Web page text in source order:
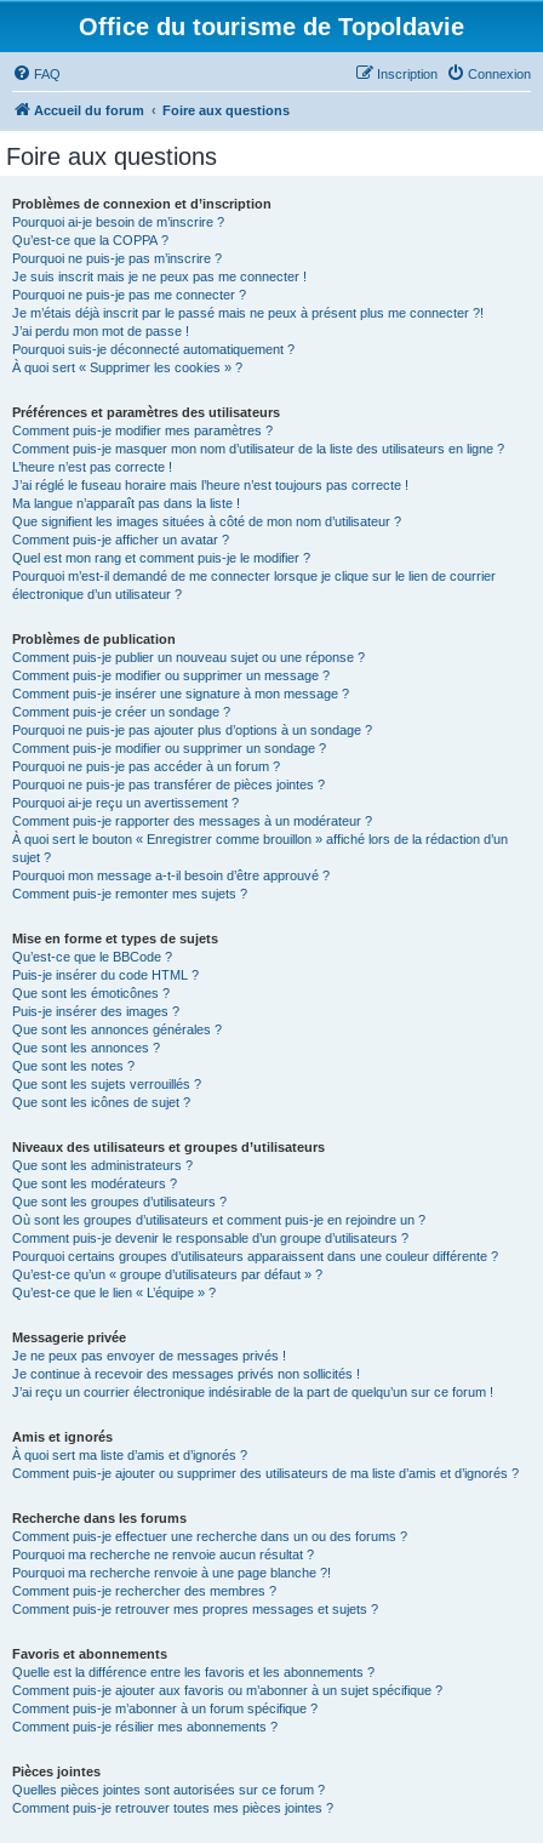
Office du tourisme de Topoldavie
FAQ Connexion
Inscription
Accueil du forum Foire aux questions
Foire aux questions
Problèmes de connexion et d’inscription
Pourquoi ai-je besoin de m’inscrire ?
Qu’est-ce que la COPPA ?
Pourquoi ne puis-je pas m’inscrire ?
Je suis inscrit mais je ne peux pas me connecter !
Pourquoi ne puis-je pas me connecter ?
Je m’étais déjà inscrit par le passé mais ne peux à présent plus me connecter ?!
J’ai perdu mon mot de passe !
Pourquoi suis-je déconnecté automatiquement ?
À quoi sert « Supprimer les cookies » ?
Préférences et paramètres des utilisateurs
Comment puis-je modifier mes paramètres ?
Comment puis-je masquer mon nom d’utilisateur de la liste des utilisateurs en ligne ?
L’heure n’est pas correcte !
J’ai réglé le fuseau horaire mais l’heure n’est toujours pas correcte !
Ma langue n’apparaît pas dans la liste !
Que signifient les images situées à côté de mon nom d’utilisateur ?
Comment puis-je afficher un avatar ?
Quel est mon rang et comment puis-je le modifier ?
Pourquoi m’est-il demandé de me connecter lorsque je clique sur le lien de courrier
électronique d’un utilisateur ?
Problèmes de publication
Comment puis-je publier un nouveau sujet ou une réponse ?
Comment puis-je modifier ou supprimer un message ?
Comment puis-je insérer une signature à mon message ?
Comment puis-je créer un sondage ?
Pourquoi ne puis-je pas ajouter plus d’options à un sondage ?
Comment puis-je modifier ou supprimer un sondage ?
Pourquoi ne puis-je pas accéder à un forum ?
Pourquoi ne puis-je pas transférer de pièces jointes ?
Pourquoi ai-je reçu un avertissement ?
Comment puis-je rapporter des messages à un modérateur ?
À quoi sert le bouton « Enregistrer comme brouillon » affiché lors de la rédaction d’un
sujet ?
Pourquoi mon message a-t-il besoin d’être approuvé ?
Comment puis-je remonter mes sujets ?
Mise en forme et types de sujets
Qu’est-ce que le BBCode ?
Puis-je insérer du code HTML ?
Que sont les émoticônes ?
Puis-je insérer des images ?
Que sont les annonces générales ?
Que sont les annonces ?
Que sont les notes ?
Que sont les sujets verrouillés ?
Que sont les icônes de sujet ?
Niveaux des utilisateurs et groupes d’utilisateurs
Que sont les administrateurs ?
Que sont les modérateurs ?
Que sont les groupes d’utilisateurs ?
Où sont les groupes d’utilisateurs et comment puis-je en rejoindre un ?
Comment puis-je devenir le responsable d’un groupe d’utilisateurs ?
Pourquoi certains groupes d’utilisateurs apparaissent dans une couleur différente ?
Qu’est-ce qu’un « groupe d’utilisateurs par défaut » ?
Qu’est-ce que le lien « L’équipe » ?
Messagerie privée
Je ne peux pas envoyer de messages privés !
Je continue à recevoir des messages privés non sollicités !
J’ai reçu un courrier électronique indésirable de la part de quelqu’un sur ce forum !
Amis et ignorés
À quoi sert ma liste d’amis et d’ignorés ?
Comment puis-je ajouter ou supprimer des utilisateurs de ma liste d’amis et d’ignorés ?
Recherche dans les forums
Comment puis-je effectuer une recherche dans un ou des forums ?
Pourquoi ma recherche ne renvoie aucun résultat ?
Pourquoi ma recherche renvoie à une page blanche ?!
Comment puis-je rechercher des membres ?
Comment puis-je retrouver mes propres messages et sujets ?
Favoris et abonnements
Quelle est la différence entre les favoris et les abonnements ?
Comment puis-je ajouter aux favoris ou m’abonner à un sujet spécifique ?
Comment puis-je m’abonner à un forum spécifique ?
Comment puis-je résilier mes abonnements ?
Pièces jointes
Quelles pièces jointes sont autorisées sur ce forum ?
Comment puis-je retrouver toutes mes pièces jointes ?